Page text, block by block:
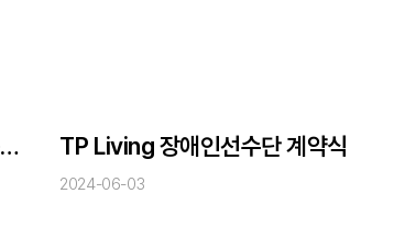
TP, 2025년 PEAK PERFORMANCE 지속가능성 대상 수상 TP Living 장애인선수단 계약식
2024-06-03